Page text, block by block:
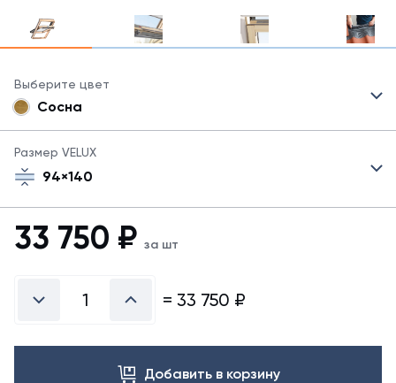
Выберите цвет
Сосна
Размер VELUX
94×140
33 750 ₽ за шт
= 33 750 ₽
Добавить в корзину